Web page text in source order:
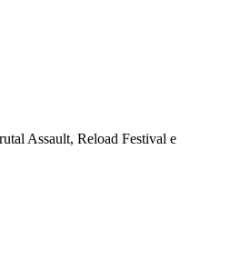
Assault, Reload Festival e